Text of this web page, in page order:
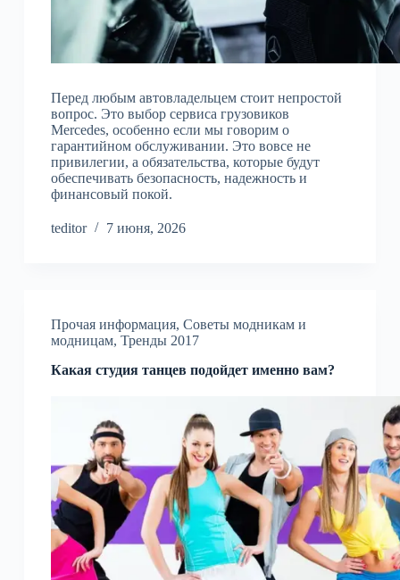
Перед любым автовладельцем стоит непростой
вопрос. Это выбор сервиса грузовиков
Mercedes, особенно если мы говорим о
гарантийном обслуживании. Это вовсе не
привилегии, а обязательства, которые будут
обеспечивать безопасность, надежность и
финансовый покой.
teditor 7 июня, 2026
Прочая информация, Советы модникам и
модницам, Тренды 2017
Какая студия танцев подойдет именно вам?